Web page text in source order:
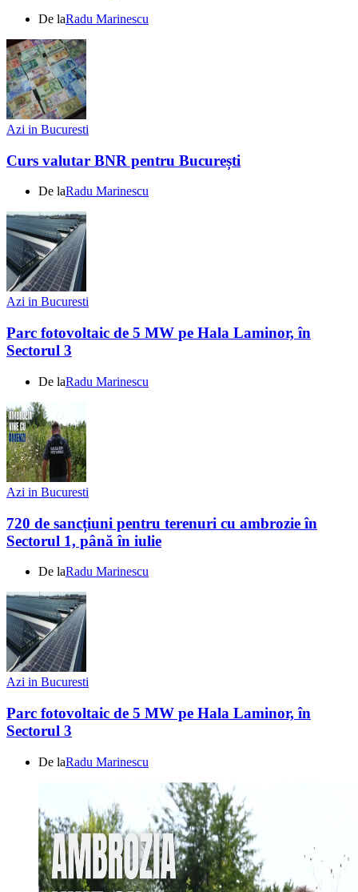
De laRadu Marinescu
Azi in Bucuresti
Curs valutar BNR pentru București
De laRadu Marinescu
Azi in Bucuresti
Parc fotovoltaic de 5 MW pe Hala Laminor, în
Sectorul 3
De laRadu Marinescu
Azi in Bucuresti
720 de sancțiuni pentru terenuri cu ambrozie în
Sectorul 1, până în iulie
De laRadu Marinescu
Azi in Bucuresti
Parc fotovoltaic de 5 MW pe Hala Laminor, în
Sectorul 3
De laRadu Marinescu